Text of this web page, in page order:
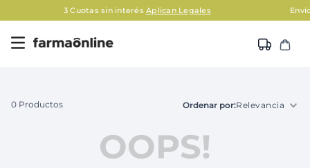
3 Cuotas sin interés Aplican Legales Envío
0 Productos Relevancia
OOPS!